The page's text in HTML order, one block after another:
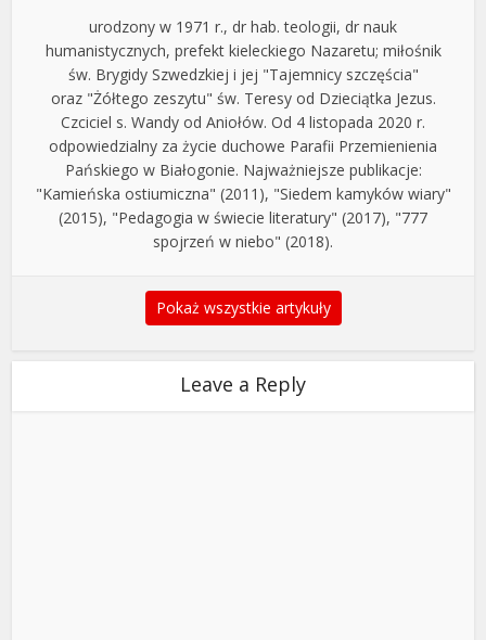
urodzony w 1971 r., dr hab. teologii, dr nauk
humanistycznych, prefekt kieleckiego Nazaretu; miłośnik
św. Brygidy Szwedzkiej i jej "Tajemnicy szczęścia"
oraz "Żółtego zeszytu" św. Teresy od Dzieciątka Jezus.
Czciciel s. Wandy od Aniołów. Od 4 listopada 2020 r.
odpowiedzialny za życie duchowe Parafii Przemienienia
Pańskiego w Białogonie. Najważniejsze publikacje:
"Kamieńska ostiumiczna" (2011), "Siedem kamyków wiary"
(2015), "Pedagogia w świecie literatury" (2017), "777
spojrzeń w niebo" (2018).
Pokaż wszystkie artykuły
Leave a Reply